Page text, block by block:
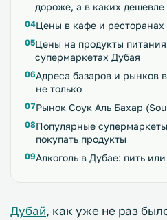
дороже, а в каких дешевле
Цены в кафе и ресторанах
Цены на продукты
супермаркетах Дубая
Адреса базаров и рынков
не только
Рынок Соук Аль Бахар
Популярные
покупать продукты
Алкоголь в Дубае: пить
Дубай, как уже не раз